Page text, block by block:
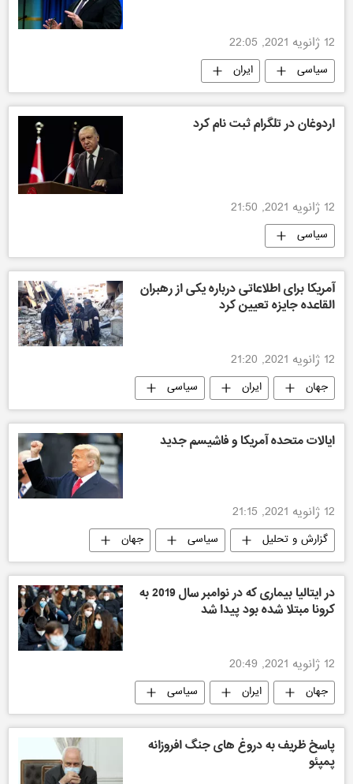
12 ژانویه 2021, 22:05
سیاسی ایران
اردوغان در تلگرام ثبت نام کرد
12 ژانویه 2021, 21:50
سیاسی
آمریکا برای اطلاعاتی درباره یکی از رهبران
القاعده جایزه تعیین کرد
12 ژانویه 2021, 21:20
جهان ایران سیاسی
ایالات متحده آمریکا و فاشیسم جدید
12 ژانویه 2021, 21:15
گزارش و تحلیل سیاسی
جهان
آمریکا
در ایتالیا بیماری که در نوامبر سال 2019 به
کرونا مبتلا شده بود پیدا شد
12 ژانویه 2021, 20:49
جهان ایران سیاسی
پاسخ ظریف به دروغ های جنگ افروزانه
پمپئو